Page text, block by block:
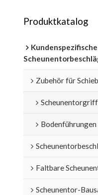
Produktkatalog
Kundenspezifische
Zubehör für
Bodenführungen
Faltbare
Scheunentor-